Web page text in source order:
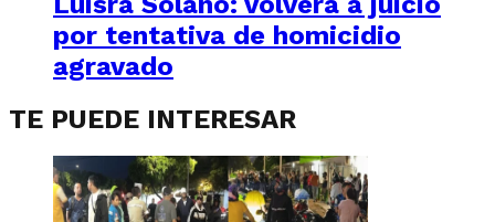
por tentativa de homicidio
agravado
TE PUEDE INTERESAR